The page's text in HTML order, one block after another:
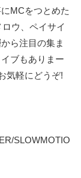
MCをつとめた
ウ、ペイサイ
ら注目の集ま
ブもありまー
気軽にどうぞ!
SLOWMOTIO